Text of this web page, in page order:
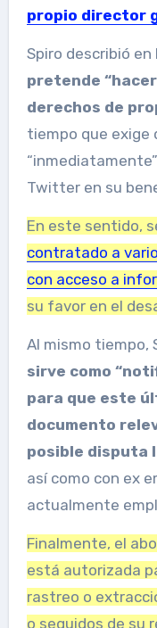
propio director
Spiro describió
pretende
derechos de
tiempo que exige
Twitter en su
En este sentido,
contratado a
con acceso a
su favor en el
Al mismo tiempo,
sirve como
para que este
documento
posible disputa
así como con ex
actualmente
Finalmente, el
está autorizada
rastreo o
o seguidos de su